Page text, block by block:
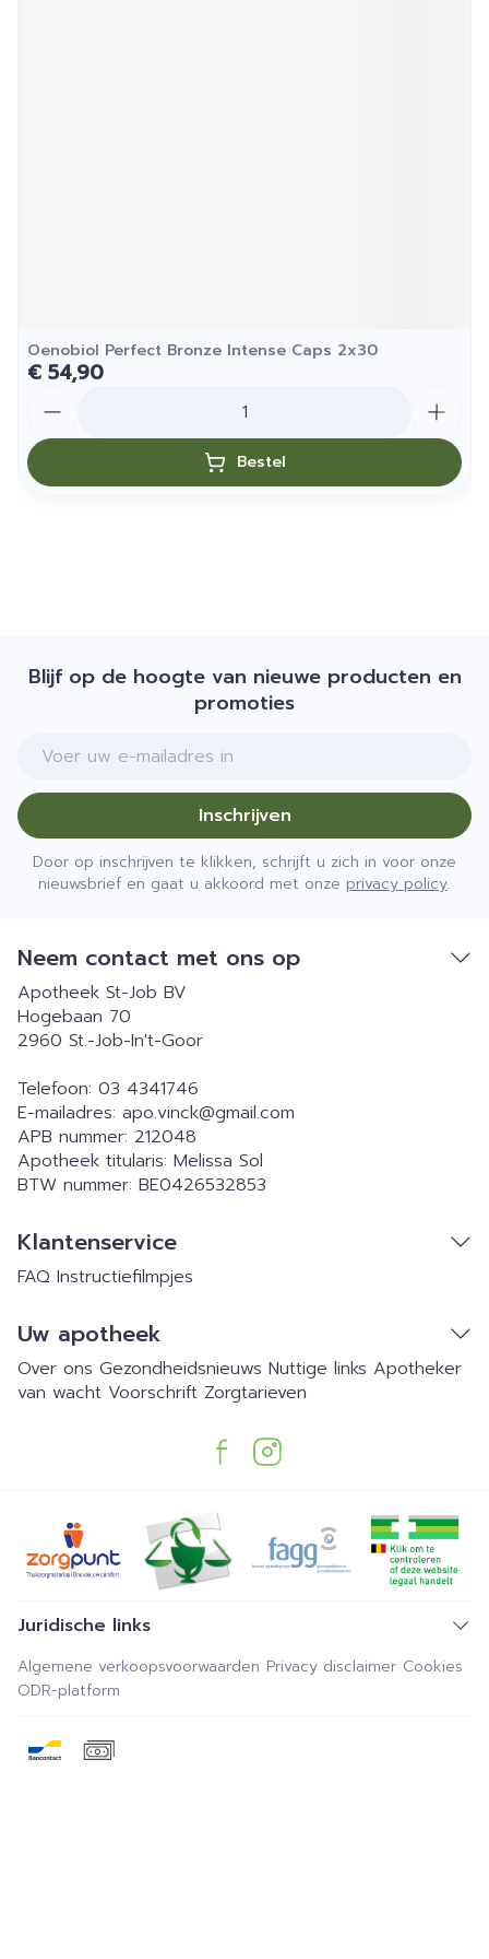
Oenobiol Perfect Bronze Intense Caps 2x30
€ 54,90
Bestel
Blijf op de hoogte van nieuwe producten en
promoties
E-mail adres
Inschrijven
Door op inschrijven te klikken, schrijft u zich in voor onze
nieuwsbrief en gaat u akkoord met onze privacy policy.
Neem contact met ons op
Apotheek St-Job BV
Hogebaan 70
2960 St.-Job-In't-Goor
Telefoon: 03 4341746
E-mailadres: apo.vinck@gmail.com
APB nummer: 212048
Apotheek titularis: Melissa Sol
BTW nummer: BE0426532853
Klantenservice
FAQ Instructiefilmpjes
Uw apotheek
Over ons Gezondheidsnieuws Nuttige links Apotheker
van wacht Voorschrift Zorgtarieven
Juridische links
Algemene verkoopsvoorwaarden Privacy disclaimer Cookies
ODR-platform